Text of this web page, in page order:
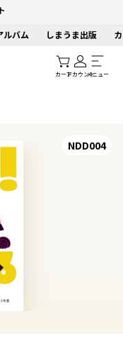
ルバム しまうま出版
カートアカウントメニュー
NDD004